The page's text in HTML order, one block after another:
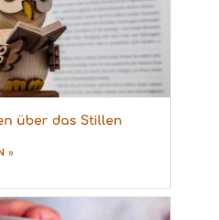
über das Stillen
»